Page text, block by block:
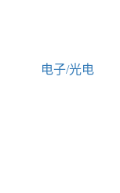
电子/光电